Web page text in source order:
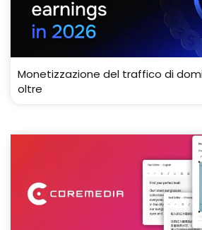
Monetizzazione del traffico di
oltre